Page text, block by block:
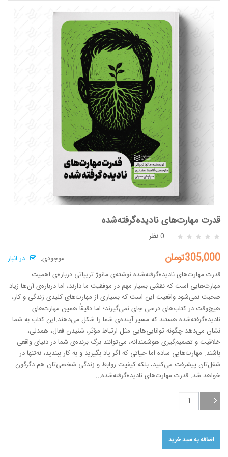
قدرت مهارت‌های نادیده‌گرفته‌شده
0 نظر
305,000تومان موجودی:
در انبار
قدرت مهارت‌های نادیده‌گرفته‌شده نوشته‌ی مانوژ تریپاتی درباره‌ی اهمیت
مهارت‌هایی است که نقشی بسیار مهم در موفقیت ما دارند، اما درباره‌ی آن‌ها زیاد
صحبت نمی‌شود.واقعیت این است که بسیاری از مهارت‌های کلیدی زندگی و کار،
هیچ‌وقت در کتاب‌های درسی جای نمی‌گیرند؛ اما دقیقاً همین مهارت‌های
نادیده‌گرفته‌شده هستند که مسیر آینده‌ی شما را شکل می‌دهند.این کتاب به شما
نشان می‌دهد چگونه توانایی‌هایی مثل ارتباط مؤثر، شنیدن فعال، همدلی،
خلاقیت و تصمیم‌گیری هوشمندانه، می‌توانند برگ برنده‌ی شما در دنیای واقعی
باشند. مهارت‌هایی ساده اما حیاتی که اگر یاد بگیرید و به کار ببندید، نه‌تنها در
شغل‌تان پیشرفت می‌کنید، بلکه کیفیت روابط و زندگی شخصی‌تان هم دگرگون
خواهد شد. قدرت مهارت‌های نادیده‌گرفته‌شده...